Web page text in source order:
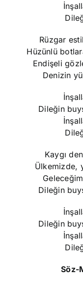
Rüzgar
Hüzünlü
Endişeli
Denizin
Dileğin
Kaygı
Ülkemizde,
Dileğin
Dileğin
Söz-